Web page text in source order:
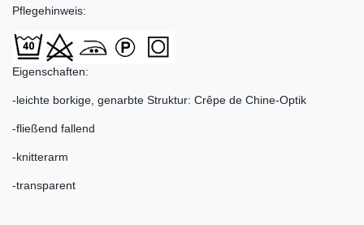
Pflegehinweis:
Eigenschaften:
-leichte borkige, genarbte Struktur: Crêpe de Chine-Optik
-fließend fallend
-knitterarm
-transparent